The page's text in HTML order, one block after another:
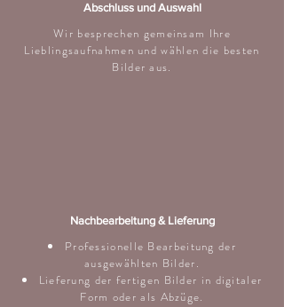
Abschluss und Auswahl
Wir besprechen gemeinsam Ihre
Lieblingsaufnahmen und wählen die besten
Bilder aus.
Nachbearbeitung & Lieferung
Professionelle Bearbeitung der
ausgewählten Bilder.
Lieferung der fertigen Bilder in digitaler
Form oder als Abzüge.